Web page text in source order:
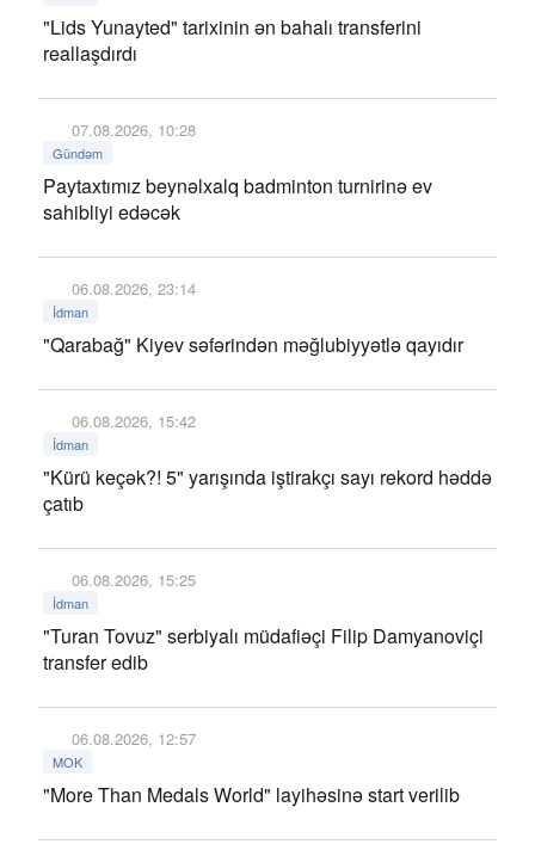
"Lids Yunayted" tarixinin ən bahalı transferini
reallaşdırdı
07.08.2026, 10:28
Gündəm
Paytaxtımız beynəlxalq badminton turnirinə ev
sahibliyi edəcək
06.08.2026, 23:14
İdman
"Qarabağ" Kiyev səfərindən məğlubiyyətlə qayıdır
06.08.2026, 15:42
İdman
"Kürü keçək?! 5" yarışında iştirakçı sayı rekord həddə
çatıb
06.08.2026, 15:25
İdman
"Turan Tovuz" serbiyalı müdafiəçi Filip Damyanoviçi
transfer edib
06.08.2026, 12:57
MOK
"More Than Medals World" layihəsinə start verilib